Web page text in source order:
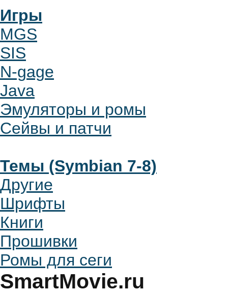
Игры
MGS
SIS
N-gage
Java
Эмуляторы и ромы
Сейвы и патчи
Темы (Symbian 7-8)
Другие
Шрифты
Книги
Прошивки
Ромы для сеги
SmartMovie.ru